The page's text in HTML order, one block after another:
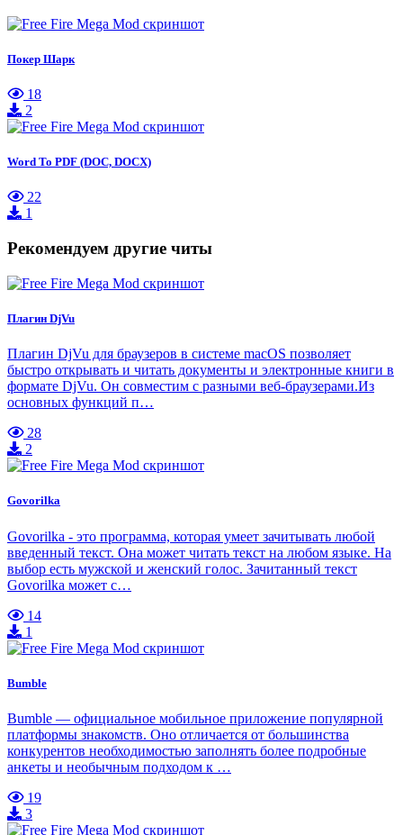
Покер Шарк
18
2
Word To PDF (DOC, DOCX)
22
1
Рекомендуем другие читы
Плагин DjVu
Плагин DjVu для браузеров в системе macOS позволяет
быстро открывать и читать документы и электронные книги в
формате DjVu. Он совместим с разными веб-браузерами.Из
основных функций п…
28
2
Govorilka
Govorilka - это программа, которая умеет зачитывать любой
введенный текст. Она может читать текст на любом языке. На
выбор есть мужской и женский голос. Зачитанный текст
Govorilka может с…
14
1
Bumble
Bumble — официальное мобильное приложение популярной
платформы знакомств. Оно отличается от большинства
конкурентов необходимостью заполнять более подробные
анкеты и необычным подходом к …
19
3